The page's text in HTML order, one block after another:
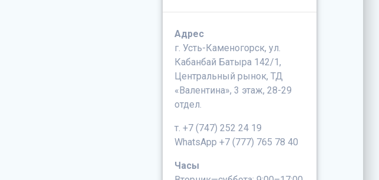
Адрес
г. Усть-Каменогорск, ул.
Кабанбай Батыра 142/1,
Центральный рынок, ТД
«Валентина», 3 этаж, 28-29
отдел.
т. +7 (747) 252 24 19
WhatsApp +7 (777) 765 78 40
Часы